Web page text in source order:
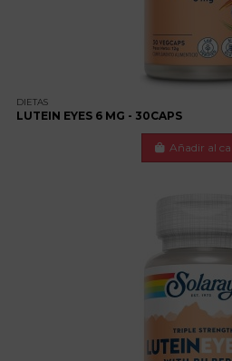
DIETAS
LUTEIN EYES 6 MG - 30CAPS
Añadir al